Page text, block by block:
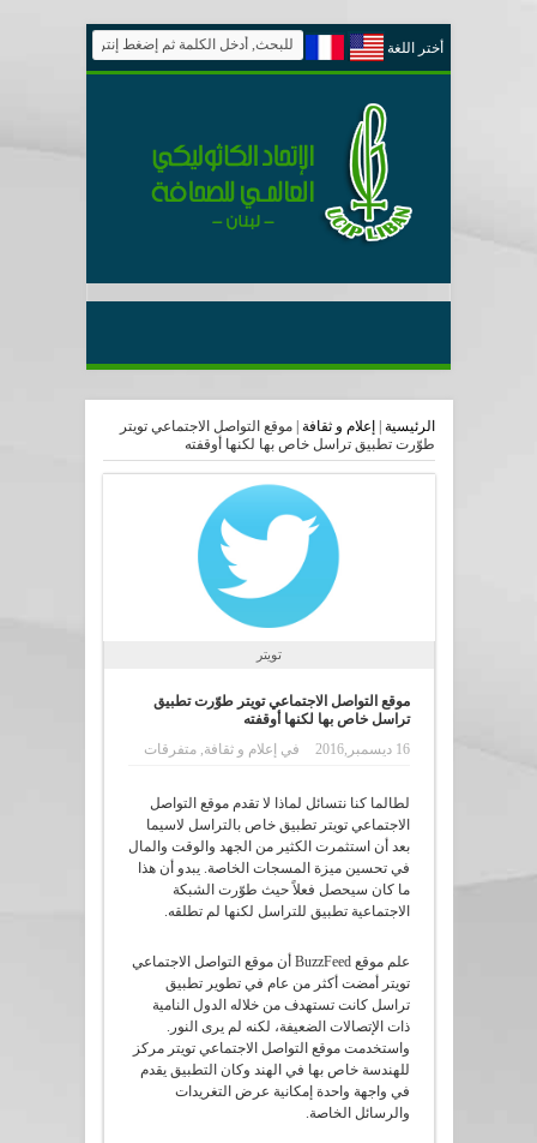
أختر اللغة
الرئيسية إعلام و ثقافة |موقع التواصل الاجتماعي تويتر
طوّرت تطبيق تراسل خاص بها لكنها أوقفته
تويتر
موقع التواصل الاجتماعي تويتر طوّرت تطبيق
تراسل خاص بها لكنها أوقفته
16 ديسمبر,2016
في إعلام و ثقافة ,متفرقات
لطالما كنا نتسائل لماذا لا تقدم موقع التواصل
الاجتماعي تويتر تطبيق خاص بالتراسل لاسيما
بعد أن استثمرت الكثير من الجهد والوقت والمال
في تحسين ميزة المسجات الخاصة. يبدو أن هذا
ما كان سيحصل فعلاً حيث طوّرت الشبكة
الاجتماعية تطبيق للتراسل لكنها لم تطلقه.
علم موقع BuzzFeed أن موقع التواصل الاجتماعي
تويتر أمضت أكثر من عام في تطوير تطبيق
تراسل كانت تستهدف من خلاله الدول النامية
ذات الإتصالات الضعيفة، لكنه لم يرى النور.
واستخدمت موقع التواصل الاجتماعي تويتر مركز
للهندسة خاص بها في الهند وكان التطبيق يقدم
في واجهة واحدة إمكانية عرض التغريدات
والرسائل الخاصة.